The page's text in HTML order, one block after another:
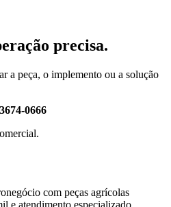
precisa.
a peça, o implemento ou a solução
0666
com peças agrícolas
e atendimento especializado.